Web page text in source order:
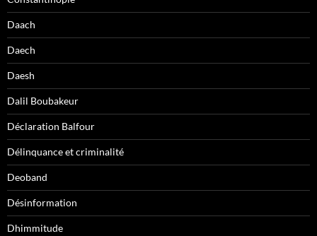
Daach
Daech
Daesh
Dalil Boubakeur
Déclaration Balfour
Délinquance et criminalité
Deoband
Désinformation
Dhimmitude